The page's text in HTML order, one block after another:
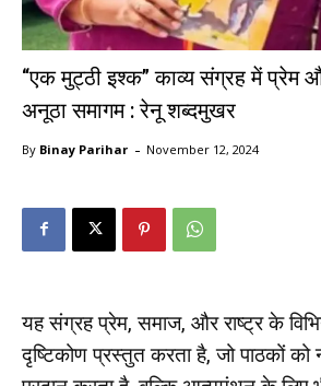
“एक मुट्ठी इश्क” काव्य संग्रह में प्रेम
अनूठा समागम : रेनू शब्दमुखर
By Binay Parihar - November 12, 2024
यह संग्रह प्रेम, समाज, और राष्ट्र के
दृष्टिकोण प्रस्तुत करता है, जो पाठकों